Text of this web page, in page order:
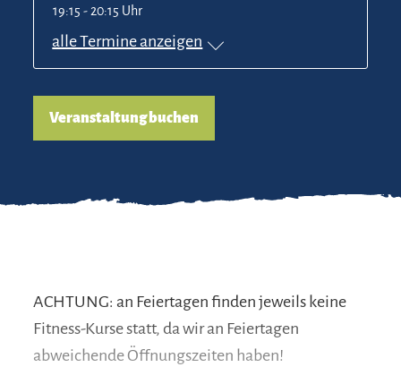
19:15 - 20:15 Uhr
alle Termine anzeigen
Veranstaltung buchen
ACHTUNG: an Feiertagen finden jeweils keine
Fitness-Kurse statt, da wir an Feiertagen
abweichende Öffnungszeiten haben!